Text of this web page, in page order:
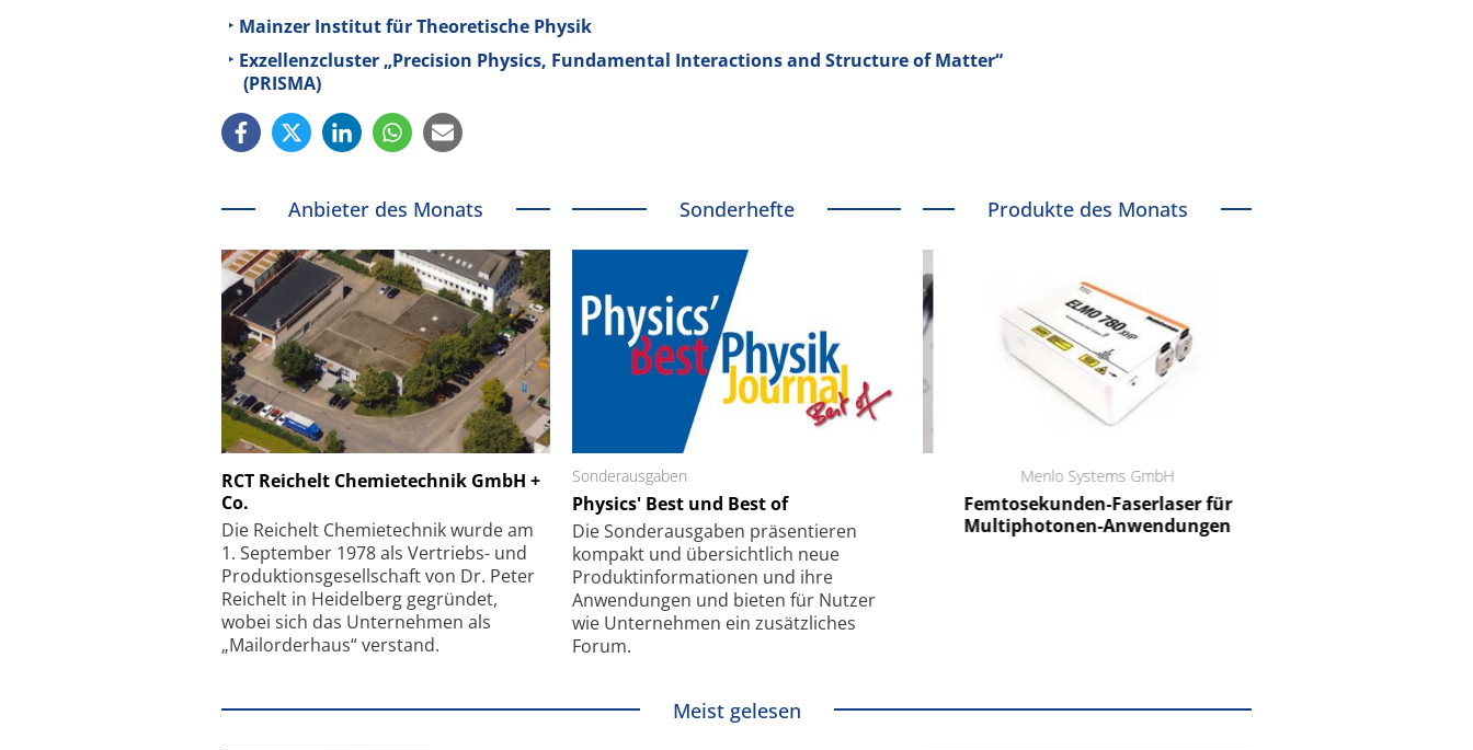
Mainzer Institut für Theoretische Physik
Exzellenzcluster „Precision Physics, Fundamental Interactions and Structure of Matter“
(PRISMA)
Anbieter des Monats
RCT Reichelt Chemietechnik GmbH +
Co.
Die Reichelt Chemietechnik wurde am
1. September 1978 als Vertriebs- und
Produktionsgesellschaft von Dr. Peter
Reichelt in Heidelberg gegründet,
wobei sich das Unternehmen als
„Mailorderhaus“ verstand.
Sonderhefte
Sonderausgaben
Physics' Best und Best of
Die Sonder­ausgaben präsentieren
kompakt und übersichtlich neue
Produkt­informationen und ihre
Anwendungen und bieten für Nutzer
wie Unternehmen ein zusätzliches
Forum.
Produkte des Monats
Schäfter + Kirchhoff GmbH
Feinfokussierungsmechanismus
Elektronenmikroskopie auf
kleinstem Raum
Menlo Systems GmbH
Femtosekunden-Faserlaser für
Multiphotonen-Anwendungen
Meist gelesen